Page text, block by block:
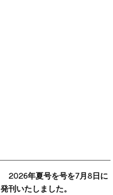
2026年夏号を号を7月8日に
発刊いたしました。